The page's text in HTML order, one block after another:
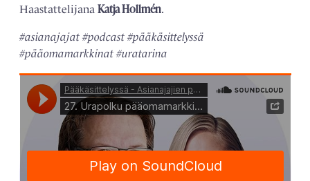
Haastattelijana Katja Hollmén.
#asianajajat #podcast #pääkäsittelyssä
#pääomamarkkinat #uratarina